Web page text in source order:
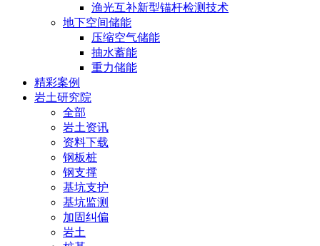
渔光互补新型锚杆检测技术
地下空间储能
压缩空气储能
抽水蓄能
重力储能
精彩案例
岩土研究院
全部
岩土资讯
资料下载
钢板桩
钢支撑
基坑支护
基坑监测
加固纠偏
岩土